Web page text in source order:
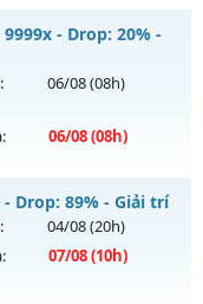
đỉnh cao
- Drop: 20% -
06/08(08h)
06/08(08h)
muhoalong.pro
08h ngày
- Drop: 89% - Giải trí
04/08(20h)
07/08(10h)